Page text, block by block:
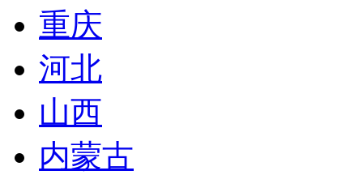
重庆
河北
山西
内蒙古